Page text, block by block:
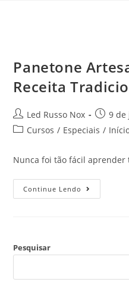
Panetone
Receita
Led Russo Nox
9 de
Cursos / Especiais /
Nunca foi tão fácil aprender
Continue Lendo
Pesquisar